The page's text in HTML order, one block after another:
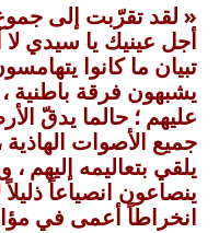
« لقد تقرّبت إلى
أجل عينيك يا سيدي
تبيان ما كانوا
يشبهون فرقة
عليهم ؛ حالما يدقّ
جميع الأصوات الهاذية
يلقي بتعاليمه إليهم
ينصاعون انصياعاً
انخراطاً أعمى في